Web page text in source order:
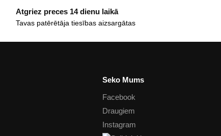
Atgriez preces 14 dienu laikā
Tavas patērētāja tiesības aizsargātas
Seko Mums
Facebook
Draugiem
Instagram